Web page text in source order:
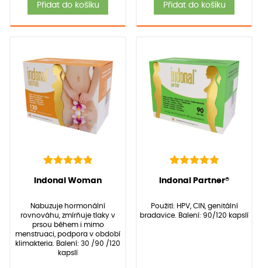
Přidat do košíku Přidat do košíku
4.97
základě
hodnocení
zákazníků
(Hodnocení:88)
Indonal Woman
Nabuzuje hormonální
rovnováhu, zmírňuje tlaky v
prsou během i mimo
menstruaci, podpora v období
klimakteria. Balení: 30 /90 /120
kapslí
5.00
základě
hodnocení
zákazníků
(Hodnocení:40)
Indonal Partner®
Použití: HPV, CIN, genitální
bradavice. Balení: 90/120 kapslí